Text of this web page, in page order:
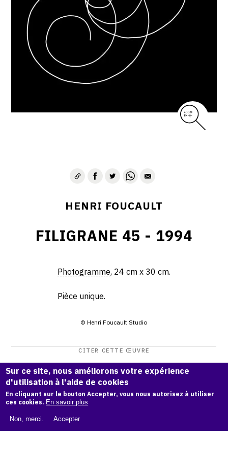
06_ARCHIVES
CONTACT
HENRI FOUCAULT
FILIGRANE 45 - 1994
Photogramme, 24 cm x 30 cm.
Pièce unique.
© Henri Foucault Studio
CITER CETTE ŒUVRE
Henri Foucault,Filigrane 45 - 1994.
Catalogue raisonné Henri Foucault
, OAM.
v8
Sur ce site, nous améliorons votre expérience
d'utilisation à l'aide de cookies
En cliquant sur le bouton Accepter, vous nous autorisez à utiliser
ces cookies. En savoir plus
Non, merci. Accepter